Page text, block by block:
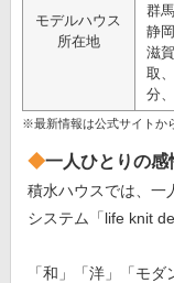
モデルハウス
所在地
群
静
滋
取
分
※最新情報は公式サイトか
一人ひとりの感
積水ハウスでは、一
システム「life knit
「和」「洋」「モ